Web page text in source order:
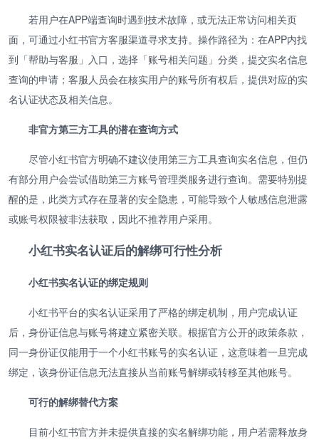
若用户在APP端查询时遇到技术故障，或无法正常访问相关页
面，可通过小红书官方客服渠道寻求支持。操作路径为：在APP内找
到「帮助与客服」入口，选择「账号相关问题」分类，提交实名信息
查询的申请；客服人员会在核实用户的账号所有权后，提供对应的实
名认证状态及相关信息。
非官方第三方工具的潜在查询方式
尽管小红书官方明确不建议使用第三方工具查询实名信息，但仍
有部分用户会尝试借助第三方账号管理类服务进行查询。需要特别提
醒的是，此类方式存在显著的安全隐患，可能导致个人敏感信息泄露
或账号权限被非法获取，因此不推荐用户采用。
小红书实名认证后的解绑可行性分析
小红书实名认证的绑定规则
小红书平台的实名认证采用了严格的绑定机制，用户完成认证
后，身份证信息与账号将建立紧密关联。根据官方公开的政策条款，
同一身份证仅能用于一个小红书账号的实名认证，这意味着一旦完成
绑定，该身份证信息无法直接从当前账号解绑或转移至其他账号。
可行的解绑替代方案
目前小红书官方并未提供直接的实名解绑功能，用户若需释放身